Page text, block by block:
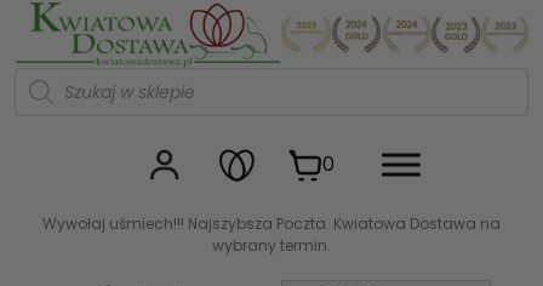
Wywołaj uśmiech!!! Najszybsza Poczta. Kwiatowa Dostawa na
wybrany termin.
Kwiaciarnia internetowa
W
0